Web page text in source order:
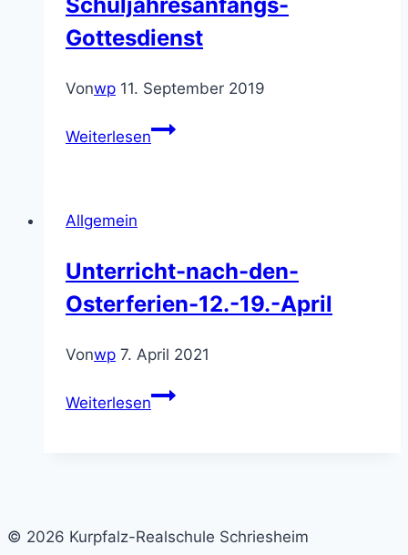
Schülerinnen
und
Gottesdienst
Vonwp 11. September 2019
WeiterlesenSchuljahresanfangs-
Allgemein
Unterricht-nach-den-
Osterferien-12.-19.-April
Vonwp 7. April 2021
WeiterlesenUnterricht-
© 2026 Kurpfalz-Realschule Schriesheim